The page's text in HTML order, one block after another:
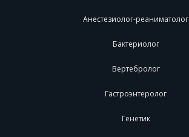
Анестезиолог-реаниматолог
Бактериолог
Вертебролог
Гастроэнтеролог
Генетик